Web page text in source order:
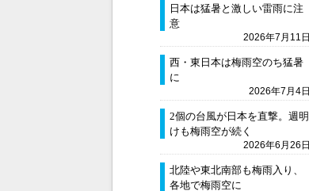
日本は猛暑と激しい雷雨に注
意
2026年7月11日
西・東日本は梅雨空のち猛暑
に
2026年7月4日
2個の台風が日本を直撃。週明
けも梅雨空が続く
2026年6月26日
北陸や東北南部も梅雨入り、
各地で梅雨空に